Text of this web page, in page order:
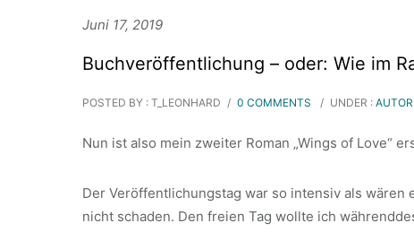
Juni 17, 2019
Buchveröffentlichung – oder: Wie im
POSTED BY : T_LEONHARD / 0 COMMENTS / UNDER :
Nun ist also mein zweiter Roman „Wings of Love“
Der Veröffentlichungstag war so intensiv als wären
nicht schaden. Den freien Tag wollte ich